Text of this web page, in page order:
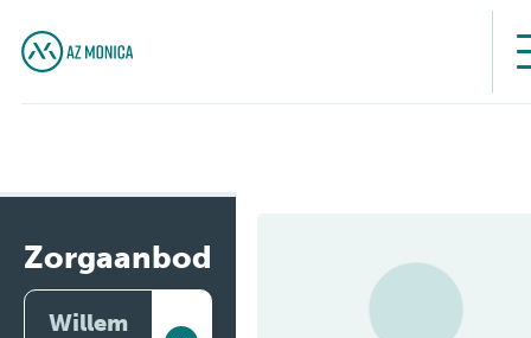
Zorgaanbod
Willem